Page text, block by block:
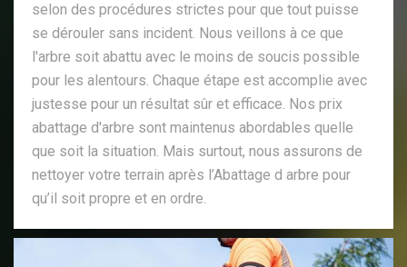
selon des procédures strictes pour que tout puisse
se dérouler sans incident. Nous veillons à ce que
l'arbre soit abattu avec le moins de soucis possible
pour les alentours. Chaque étape est accomplie avec
justesse pour un résultat sûr et efficace. Nos prix
abattage d'arbre sont maintenus abordables quelle
que soit la situation. Mais surtout, nous assurons de
nettoyer votre terrain après l’Abattage d arbre pour
qu’il soit propre et en ordre.